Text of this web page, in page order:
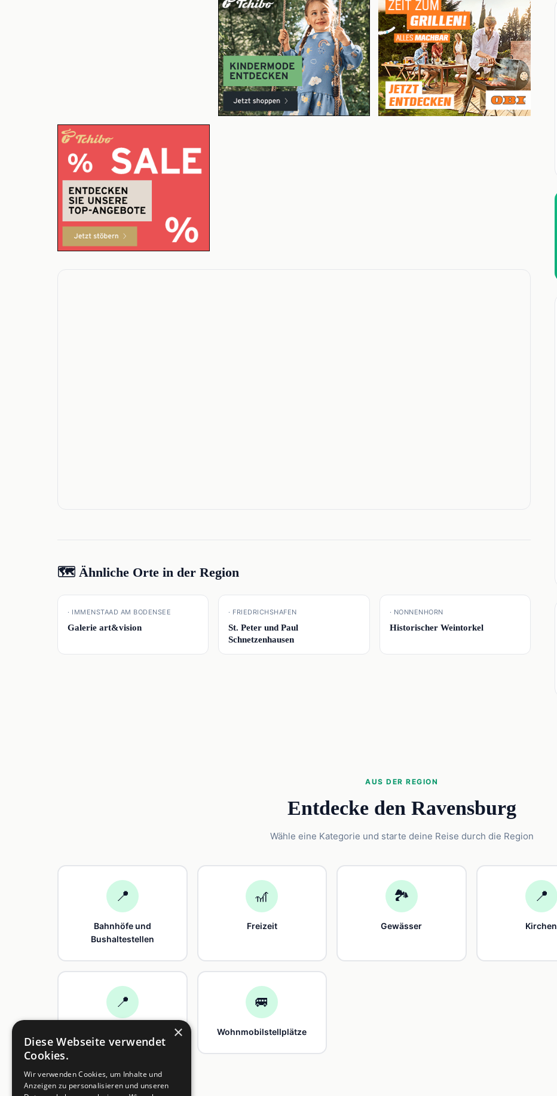
🗺️ Ähnliche Orte in der Region
📍
· IMMENSTAAD AM BODENSEE
Galerie art&vision
📍
· FRIEDRICHSHAFEN
St. Peter und Paul
Schnetzenhausen
📍
· NONNENHORN
Historischer Weintorkel
AUS DER REGION
Entdecke den Ravensburg
Wähle eine Kategorie und starte deine Reise durch die Region
📍
Bahnhöfe und
Bushaltestellen
🎢
Freizeit
🏞️
Gewässer
📍
Kirchen
📍 🚐
Wohnmobilstellplätze
×
Diese Webseite verwendet
Cookies.
Wir verwenden Cookies, um Inhalte und
Anzeigen zu personalisieren und unseren